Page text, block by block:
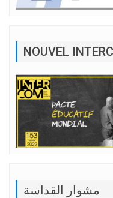
NOUVEL
مشوار القداسة